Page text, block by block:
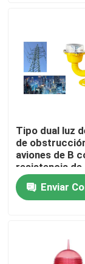
Control de
Pida una cita
luz de
Luz de
Tipo dual luz
de
aviones de B
resistencia de
impacto
Enviar